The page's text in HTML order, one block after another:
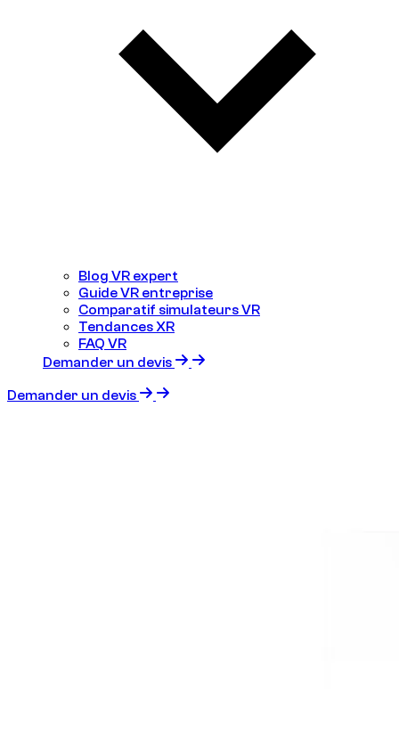
Blog VR expert
Guide VR entreprise
Comparatif simulateurs VR
Tendances XR
FAQ VR
Demander un devis
Demander un devis